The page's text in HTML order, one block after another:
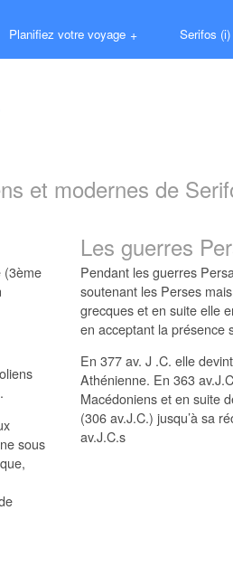
Planifiez votre voyage + Serifos (i)
et modernes de
(3ème
sous
Les guerres
Pendant les guerres
soutenant les Perses
grecques et en suite elle
en acceptant la présence
En 377 av. J .C. elle
Athénienne. En 363
Macédoniens et en suite
(306 av.J.C.) jusqu’à sa
av.J.C.s